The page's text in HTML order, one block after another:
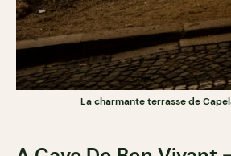
La charmante terrasse de